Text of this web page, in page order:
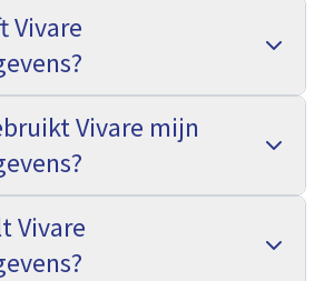
Vivare
Vivare mijn
Vivare